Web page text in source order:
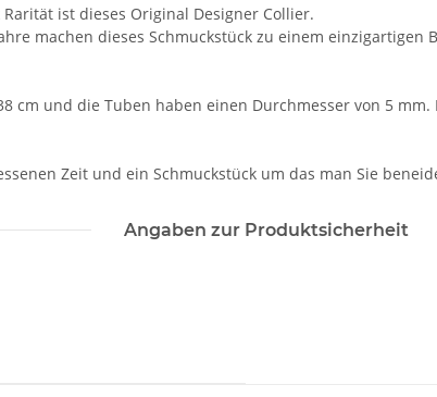
ist dieses Original Designer Collier.
machen dieses Schmuckstück zu einem
cm und die Tuben haben einen Durchmesser von 5
Zeit und ein Schmuckstück um das man Sie
Angaben zur Produktsicherheit